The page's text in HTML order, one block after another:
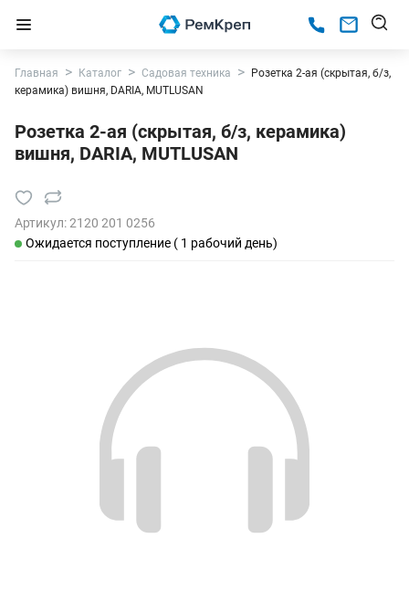
Главная Каталог Садовая техника
Розетка 2-ая (скрытая, б/з,
керамика) вишня, DARIA, MUTLUSAN
Розетка 2-ая (скрытая, б/з, керамика)
вишня, DARIA, MUTLUSAN
Артикул:2120 201 0256
Ожидается поступление ( 1 рабочий день)